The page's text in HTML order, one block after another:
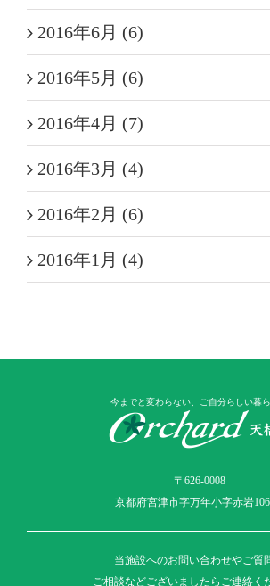
2016年6月 (6)
2016年5月 (6)
2016年4月 (7)
2016年3月 (4)
2016年2月 (6)
2016年1月 (4)
今までと変わらない、ご自分らしい暮
〒626-0008
京都府宮津市字万年小字赤岩
当施設へのお問い合わせやご質
ご相談などございましたらご連絡く